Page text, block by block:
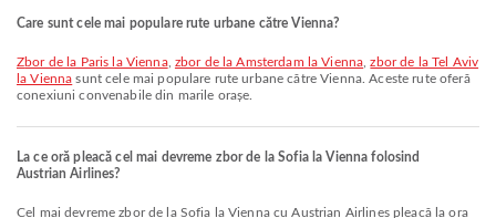
Care sunt cele mai populare rute urbane către Vienna?
zbor de la Paris la Vienna, zbor de la Amsterdam la Vienna ,zbor de la Tel Aviv
la Vienna sunt cele mai populare rute urbane către Vienna. Aceste rute oferă
conexiuni convenabile din marile orașe.
La ce oră pleacă cel mai devreme zbor de la Sofia la Vienna folosind
Austrian Airlines?
Cel mai devreme zbor de la Sofia la Vienna cu Austrian Airlines pleacă la ora